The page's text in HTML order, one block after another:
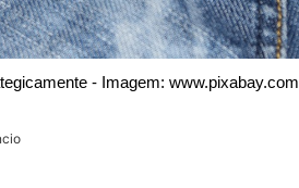
- Imagem: www.pixabay.com